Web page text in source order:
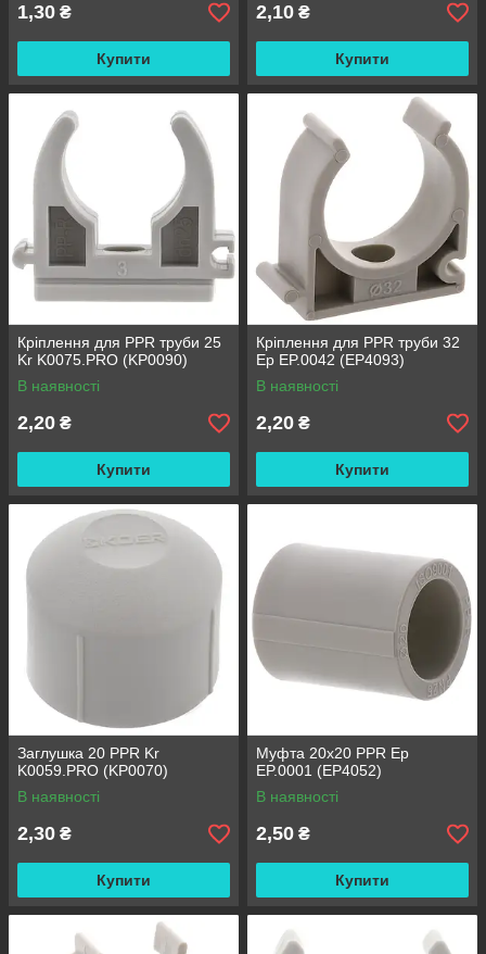
1,30 ₴
Купити
2,10 ₴
Купити
Кріплення для PPR труби 25
Kr K0075.PRO (KP0090)
В наявності
2,20 ₴
Купити
Кріплення для PPR труби 32
Ep EP.0042 (EP4093)
В наявності
2,20 ₴
Купити
Заглушка 20 PPR Kr
K0059.PRO (KP0070)
В наявності
2,30 ₴
Купити
Муфта 20x20 PPR Ep
EP.0001 (EP4052)
В наявності
2,50 ₴
Купити